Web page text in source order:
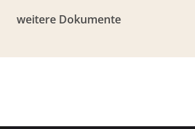
weitere Dokumente